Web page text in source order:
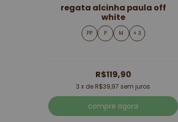
regata alcinha paula off
white
PP P M + 3
R$119,90
3 x de R$39,97 sem juros
compre agora